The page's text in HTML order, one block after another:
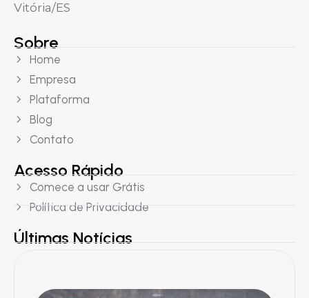
Vitória/ES
Sobre
Home
Empresa
Plataforma
Blog
Contato
Acesso Rápido
Comece a usar Grátis
Política de Privacidade
Últimas Notícias